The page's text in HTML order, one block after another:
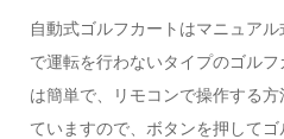
自動式ゴルフカートはマニュア
で運転を行わないタイプのゴル
は簡単で、リモコンで操作する
ていますので、ボタンを押してゴ